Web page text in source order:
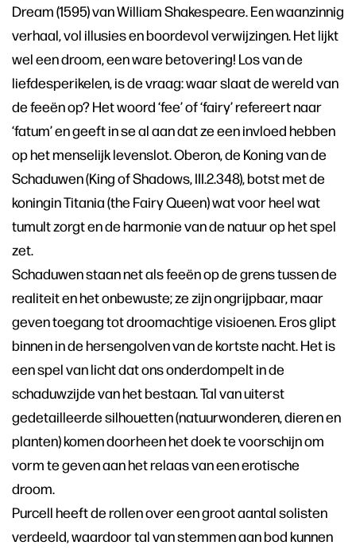
Dream (1595) van William Shakespeare. Een waanzinnig
verhaal, vol illusies en boordevol verwijzingen. Het lijkt
wel een droom, een ware betovering! Los van de
liefdesperikelen, is de vraag: waar slaat de wereld van
de feeën op? Het woord ‘fee’ of ‘fairy’ refereert naar
‘fatum’ en geeft in se al aan dat ze een invloed hebben
op het menselijk levenslot. Oberon, de Koning van de
Schaduwen (King of Shadows, III.2.348), botst met de
koningin Titania (the Fairy Queen) wat voor heel wat
tumult zorgt en de harmonie van de natuur op het spel
zet.
Schaduwen staan net als feeën op de grens tussen de
realiteit en het onbewuste; ze zijn ongrijpbaar, maar
geven toegang tot droomachtige visioenen. Eros glipt
binnen in de hersengolven van de kortste nacht. Het is
een spel van licht dat ons onderdompelt in de
schaduwzijde van het bestaan. Tal van uiterst
gedetailleerde silhouetten (natuurwonderen, dieren en
planten) komen doorheen het doek te voorschijn om
vorm te geven aan het relaas van een erotische
droom.
Purcell heeft de rollen over een groot aantal solisten
verdeeld, waardoor tal van stemmen aan bod kunnen